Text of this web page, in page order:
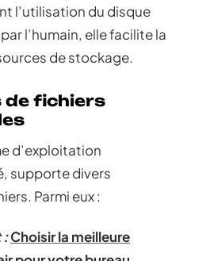
l’utilisation du disque
l’humain, elle facilite la
de stockage.
de fichiers
d’exploitation
supporte divers
Parmi eux :
:Choisir la meilleure